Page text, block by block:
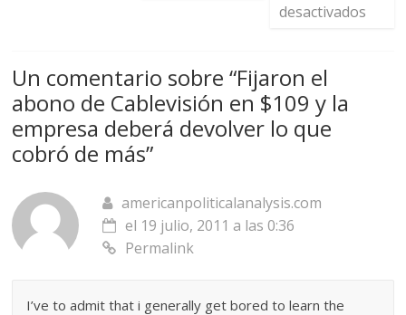
desactivados
Un comentario sobre “Fijaron el
abono de Cablevisión en $109 y la
empresa deberá devolver lo que
cobró de más”
americanpoliticalanalysis.com
el 19 julio, 2011 a las 0:36
Permalink
I’ve to admit that i generally get bored to learn the